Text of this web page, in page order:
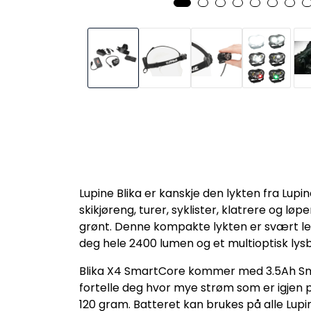
Lupine Blika er kanskje den lykten fra
skikjøreng, turer, syklister, klatrere og
grønt. Denne kompakte lykten er svært
deg hele 2400 lumen og et multioptisk
Blika X4 SmartCore kommer med 3.5Ah
fortelle deg hvor mye strøm som er
120 gram. Batteret kan brukes på alle